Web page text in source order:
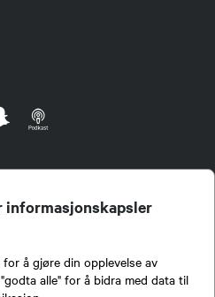
informasjonskapsler
å gjøre din opplevelse av
alle" for å bidra med data til
for formidling av kunnskap om jakt og
men har et sterkt jakt-, fiske-, og